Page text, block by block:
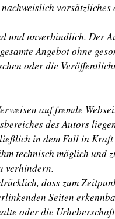
und unverbindlich. Der
Angebot ohne
oder die
auf fremde
des Autors
in dem Fall in
technisch möglich und
verhindern.
dass zum
Seiten
oder die